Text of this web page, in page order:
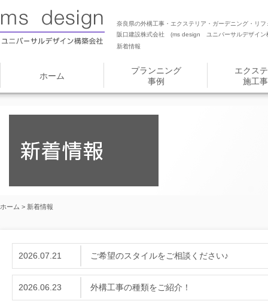
奈良県の外構工事・エクステリア・ガーデニング・リ
阪口建設株式会社 (ms design ユニバーサルデザイン
新着情報
ホーム
プランニング
事例
エクス
施工
ホーム > 新着情報
2026.07.21 ご希望のスタイルをご相談ください♪
2026.06.23 外構工事の種類をご紹介！